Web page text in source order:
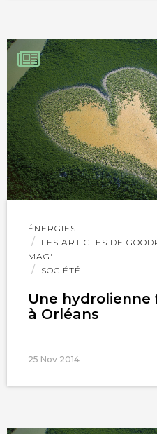
ÉNERGIES
LES ARTICLES DE
MAG'
SOCIÉTÉ
Une hydrolienne
à Orléans
25 Nov 2014
Lire
l'article